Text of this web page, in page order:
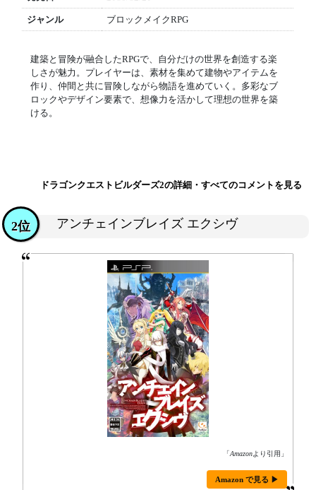
ジャンル ブロックメイクRPG
建築と冒険が融合したRPGで、自分だけの世界を創造する楽
しさが魅力。プレイヤーは、素材を集めて建物やアイテムを
作り、仲間と共に冒険しながら物語を進めていく。多彩なブ
ロックやデザイン要素で、想像力を活かして理想の世界を築
ける。
ドラゴンクエストビルダーズ2の詳細・すべてのコメントを見る
アンチェインブレイズ エクシヴ
2位
「Amazonより引用」
Amazon で見る ▶